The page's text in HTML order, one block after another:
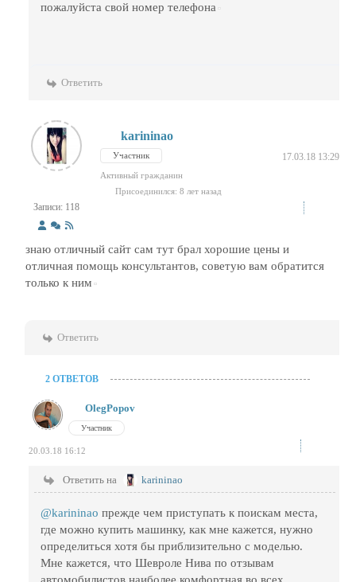
пожалуйста свой номер телефона
Ответить
Записи: 118
karininao
Участник 17.03.18 13:29
Активный гражданин
Присоединился: 8 лет назад
знаю отличный сайт сам тут брал хорошие цены и
отличная помощь консультантов, советую вам обратится
только к ним
Ответить
2 ОТВЕТОВ
OlegPopov
Участник
20.03.18 16:12
Ответить на karininao
@karininao прежде чем приступать к поискам места,
где можно купить машинку, как мне кажется, нужно
определиться хотя бы приблизительно с моделью.
Мне кажется, что Шевроле Нива по отзывам